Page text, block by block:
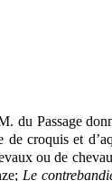
du Passage
croquis et
ou de
Le